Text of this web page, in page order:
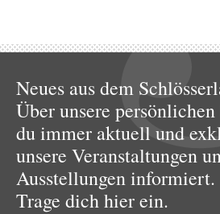
Neues aus dem
Über unsere
du immer aktuell und
unsere Veranstaltungen
Ausstellungen informiert.
Trage dich hier ein.